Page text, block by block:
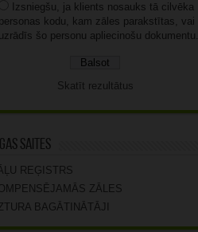
Izsniegšu, ja klients nosauks tā cilvēka
kodu, kam zāles parakstītas, vai
šo personu apliecinošu dokumentu.
Skatīt rezultātus
saites
REĢISTRS
ZĀLES
BAGĀTINĀTĀJI